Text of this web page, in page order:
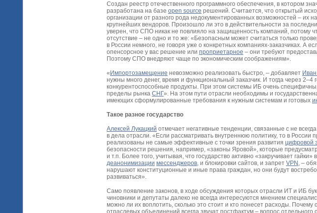
Создан реестр отечественного программного обеспечения, в котором
разработана на базе open source решений. Считается, что открытый
организации от разного рода недокументированных возможностей – их
крупнейших вендоров. Произошло ли это в действительности за
уверен, что СПО никак не повлияло на защищенность компаний, потому
отсутствие – не одно и то же: «Безопасным может считаться только
в России немного, не говоря уже о конкретных компаниях-заказчиках. А
опенсорсное у вас решение или проприетарное – они требуют
Поэтому СПО внедряют чаще по экономическим соображениям».
« Импортозамещение невозможно реализовать быстро, – добавляет
нужны много денег, время и функциональный заказчик. И тогда через
конкурентоспособные продукты. При этом системы ИБ очень
пределы рынка СНГ». На этом пути отрасли необходимы и
имеющих сформулированные требования к нужным системам и готовых
Такое разное государство
Алексей Лукацкий отмечает негативные тенденции, связанные с не
в дела отрасли. «Если рассматривать внутреннюю политику, то в России
реализованы не самые эффективные с точки зрения развития цифровой
безопасности решения, например, «законы Яровой», которые
и т.п. Более того, учитывая, что государство активно «закручивает
деанонимизации мессенджеров, и блокировки сайтов, и запрет VPN , –
нарушают конституционные и иные права граждан, но они будут
развиваться».
Само появление законов, в ходе обсуждения которых отрасли ИТ и ИБ
чиновники и депутаты далеко не всегда интересуются мнением
можно ли их воплотить, сколько это стоит и кто понесет расходы.
отраслевых объединений всегда звучат постфактум – вопрос отдельного